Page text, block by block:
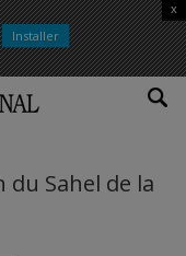
x
Installer
Sahel de la